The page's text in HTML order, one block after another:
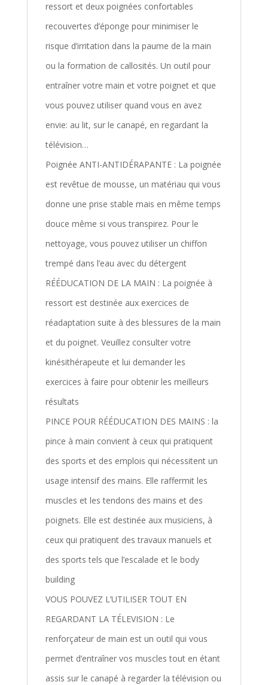
ressort et deux poignées confortables
recouvertes d’éponge pour minimiser le
risque d’irritation dans la paume de la main
ou la formation de callosités. Un outil pour
entraîner votre main et votre poignet et que
vous pouvez utiliser quand vous en avez
envie: au lit, sur le canapé, en regardant la
télévision…
Poignée ANTI-ANTIDÉRAPANTE : La poignée
est revêtue de mousse, un matériau qui vous
donne une prise stable mais en même temps
douce même si vous transpirez. Pour le
nettoyage, vous pouvez utiliser un chiffon
trempé dans l’eau avec du détergent
RÉÉDUCATION DE LA MAIN : La poignée à
ressort est destinée aux exercices de
réadaptation suite à des blessures de la main
et du poignet. Veuillez consulter votre
kinésithérapeute et lui demander les
exercices à faire pour obtenir les meilleurs
résultats
PINCE POUR RÉÉDUCATION DES MAINS : la
pince à main convient à ceux qui pratiquent
des sports et des emplois qui nécessitent un
usage intensif des mains. Elle raffermit les
muscles et les tendons des mains et des
poignets. Elle est destinée aux musiciens, à
ceux qui pratiquent des travaux manuels et
des sports tels que l’escalade et le body
building
VOUS POUVEZ L’UTILISER TOUT EN
REGARDANT LA TÉLEVISION : Le
renforçateur de main est un outil qui vous
permet d’entraîner vos muscles tout en étant
assis sur le canapé à regarder la télévision ou